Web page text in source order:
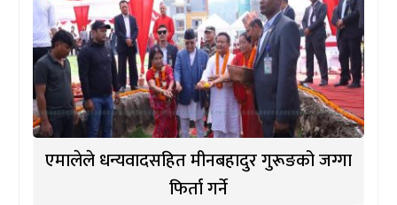
एमालेले धन्यवादसहित मीनबहादुर गुरूङको जग्गा
फिर्ता गर्ने